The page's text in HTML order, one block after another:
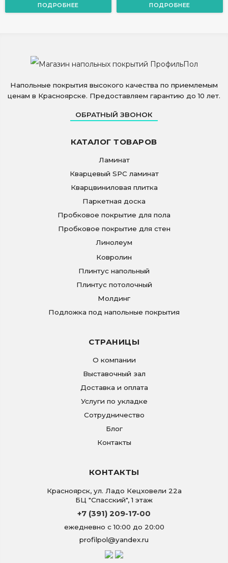
ПОДРОБНЕЕ ПОДРОБНЕЕ
Напольные покрытия высокого качества по приемлемым
ценам в Красноярске. Предоставляем гарантию до 10 лет.
ОБРАТНЫЙ ЗВОНОК
КАТАЛОГ ТОВАРОВ
Ламинат
Кварцевый SPC ламинат
Кварцвиниловая плитка
Паркетная доска
Пробковое покрытие для пола
Пробковое покрытие для стен
Линолеум
Ковролин
Плинтус напольный
Плинтус потолочный
Молдинг
Подложка под напольные покрытия
СТРАНИЦЫ
О компании
Выставочный зал
Доставка и оплата
Услуги по укладке
Сотрудничество
Блог
Контакты
КОНТАКТЫ
Красноярск, ул. Ладо Кецховели 22а
БЦ "Спасский", 1 этаж
+7 (391) 209-17-00
ежедневно с 10:00 до 20:00
profilpol@yandex.ru